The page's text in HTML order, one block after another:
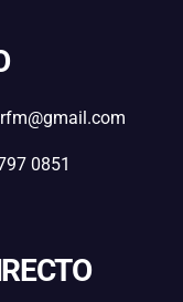
0851